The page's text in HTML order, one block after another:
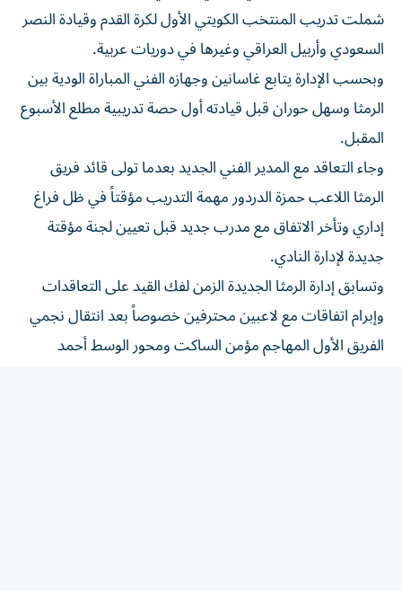
السعودي وأربيل العراقي وغيرها في دوريات عربية.
وبحسب الإدارة يتابع غاسانين وجهازه الفني المباراة الودية بين
الرمثا وسهل حوران قبل قيادته أول حصة تدريبية مطلع الأسبوع
المقبل.
وجاء التعاقد مع المدير الفني الجديد بعدما تولى قائد فريق
الرمثا اللاعب حمزة الدردور مهمة التدريب مؤقتاً في ظل فراغ
إداري وتأخر الاتفاق مع مدرب جديد قبل تعيين لجنة مؤقتة
جديدة لإدارة النادي.
وتسابق إدارة الرمثا الجديدة الزمن لفك القيد على التعاقدات
وإبرام اتفاقات مع لاعبين محترفين خصوصاً بعد انتقال نجمي
الفريق الأول المهاجم مؤمن الساكت ومحور الوسط أحمد
السلمان إلى الحسين إربد حامل لقب دوري المحترفين الأردني.